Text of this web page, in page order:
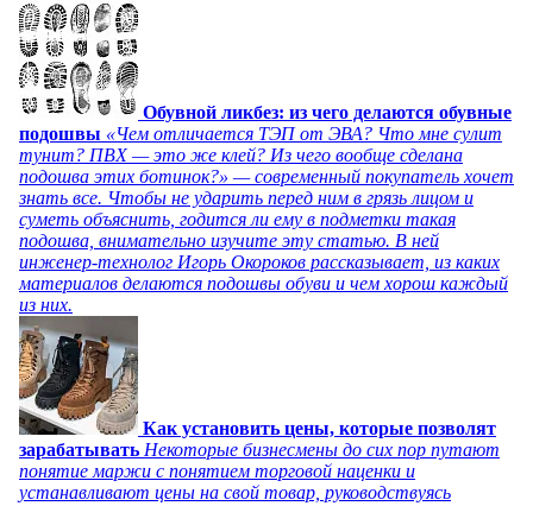
Обувной ликбез: из чего делаются обувные
подошвы «Чем отличается ТЭП от ЭВА? Что мне сулит
тунит? ПВХ — это же клей? Из чего вообще сделана
подошва этих ботинок?» — современный покупатель хочет
знать все. Чтобы не ударить перед ним в грязь лицом и
суметь объяснить, годится ли ему в подметки такая
подошва, внимательно изучите эту статью. В ней
инженер-технолог Игорь Окороков рассказывает, из каких
материалов делаются подошвы обуви и чем хорош каждый
из них.
Как установить цены, которые позволят
зарабатывать Некоторые бизнесмены до сих пор путают
понятие маржи с понятием торговой наценки и
устанавливают цены на свой товар, руководствуясь